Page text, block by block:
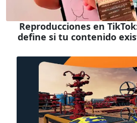
Reproducciones en
define si tu contenido